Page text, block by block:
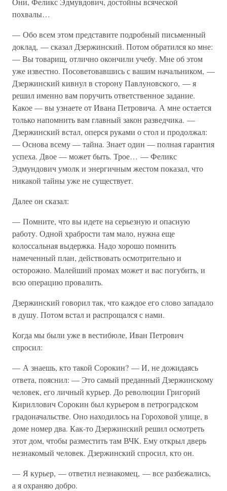
похвалы…
— Обо всем этом представите подробный письменный
доклад, — сказал Дзержинский. Потом обратился ко мне:
— Вы товарищ, отлично окончили учебу. Мне об этом
уже известно. Посоветовавшись с вашим начальником, —
Дзержинский кивнул в сторону Павлуновского, — я
решил именно вам поручить ответственное задание.
Какое — вы узнаете от Ивана Петровича. А мне остается
только напомнить вам главный закон разведчика. —
Дзержинский встал, оперся руками о стол и продолжал:
— Основа всему — тайна. Знает один — полная гарантия
успеха. Двое — может быть. Трое… — Феликс
Эдмундович умолк и энергичным жестом показал, что
никакой тайны уже не существует.
Далее он сказал:
— Помните, что вы идете на серьезную и опасную
работу. Одной храбрости там мало, нужна еще
колоссальная выдержка. Надо хорошо помнить
намеченный план, действовать осмотрительно и
осторожно. Малейший промах может и вас погубить, и
всю операцию провалить.
Дзержинский говорил так, что каждое его слово западало
в душу. Потом встал и распрощался с нами.
Когда мы были уже в вестибюле, Иван Петрович
спросил:
— А знаешь, кто такой Сорокин? — И, не дожидаясь
ответа, пояснил: — Это самый преданный Дзержинскому
человек, его личный курьер. До революции Григорий
Кириллович Сорокин был курьером в петроградском
градоначальстве. Оно находилось на Гороховой улице, в
доме номер два. Как-то Дзержинский решил осмотреть
этот дом, чтобы разместить там ВЧК. Ему открыл дверь
незнакомый человек. Дзержинский спросил, кто он.
— Я курьер, — ответил незнакомец, — все разбежались,
а я охраняю добро.